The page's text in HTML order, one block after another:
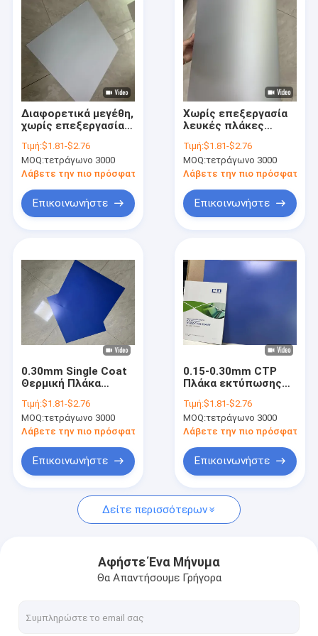
Προϊόντα
VR παρουσιάστε
Περίπου εμείς
Επαφή ΗΠΑ
Ειδήσεις
Ζητήστε ένα απόσπασμα
Πιάτο ΚΠΜ (Κοινή Πολιτική Μεταφορών) που
θερμική μηχανή CTP
Διαφορετικά μεγέθη,
χωρίς επεξεργασία
χαρτιού
Τιμή:$1.81-$2.76
MOQ:τετράγωνο 3000
Λάβετε την πιο πρόσφατη τιμή
Επικοινωνήστε
Χωρίς επεξεργασία
λευκές πλάκες
διαφημιστικά
φυλλάδια
Τιμή:$1.81-$2.76
MOQ:τετράγωνο 3000
Λάβετε την πιο πρόσφατη
Επικοινωνήστε
0.30mm Single Coat
Θερμική Πλάκα
προσαρμοσμένο
μέγεθος
Τιμή:$1.81-$2.76
MOQ:τετράγωνο 3000
Λάβετε την πιο πρόσφατη τιμή
Επικοινωνήστε
0.15-0.30mm CTP
Πλάκα εκτύπωσης
18 μήνες διάρκεια
ζωής
Τιμή:$1.81-$2.76
MOQ:τετράγωνο 3000
Λάβετε την πιο πρόσφατη
Επικοινωνήστε
Δείτε περισσότερων
Αφήστε Ένα Μήνυμα
Θα Απαντήσουμε Γρήγορα